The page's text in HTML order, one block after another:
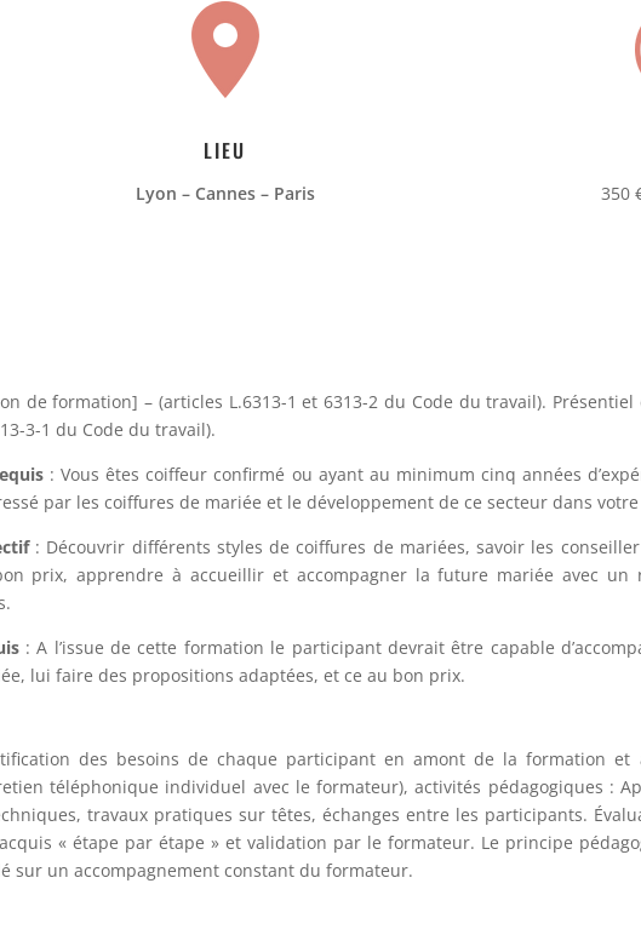
LIEU
Lyon – Cannes – Paris 350
de formation] – (articles L.6313-1 et 6313-2 du Code du travail).
3-1 du Code du travail).
: Vous êtes coiffeur confirmé ou ayant au minimum cinq années
par les coiffures de mariée et le développement de ce secteur dans
: Découvrir différents styles de coiffures de mariées, savoir les
prix, apprendre à accueillir et accompagner la future mariée avec un
: A l’issue de cette formation le participant devrait être capable
lui faire des propositions adaptées, et ce au bon prix.
des besoins de chaque participant en amont de la formation et
téléphonique individuel avec le formateur), activités pédagogiques :
travaux pratiques sur têtes, échanges entre les participants.
« étape par étape » et validation par le formateur. Le principe
sur un accompagnement constant du formateur.